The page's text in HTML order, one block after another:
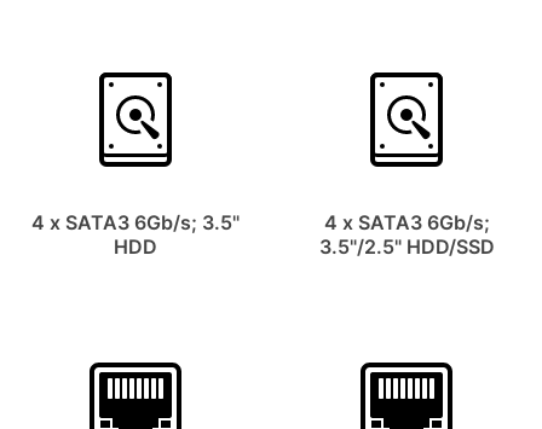
4 x SATA3 6Gb/s; 3.5"
HDD
4 x SATA3 6Gb/s;
3.5"/2.5" HDD/SSD